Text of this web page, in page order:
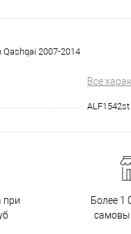
2007-2014
Все
ALF1542st
при
Более 1